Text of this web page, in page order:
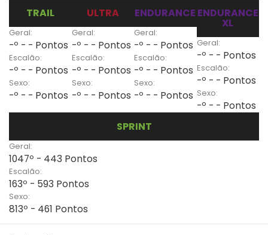
TRAIL
Geral:
-º - - Pontos
Escalão:
-º - - Pontos
Sexo:
-º - - Pontos
ULTRA
Geral:
-º - - Pontos
Escalão:
-º - - Pontos
Sexo:
-º - - Pontos
ENDURANCE
Geral:
-º - - Pontos
Escalão:
-º - - Pontos
Sexo:
-º - - Pontos
ENDURANCE
XL
Geral:
-º - - Pontos
Escalão:
-º - - Pontos
Sexo:
-º - - Pontos
SPRINT
Geral:
1047º - 443 Pontos
Escalão:
163º - 593 Pontos
Sexo:
813º - 461 Pontos